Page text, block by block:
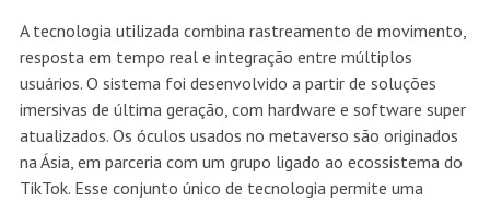
A tecnologia utilizada combina rastreamento de movimento,
resposta em tempo real e integração entre múltiplos
usuários. O sistema foi desenvolvido a partir de soluções
imersivas de última geração, com hardware e software super
atualizados. Os óculos usados no metaverso são originados
na Ásia, em parceria com um grupo ligado ao ecossistema do
TikTok. Esse conjunto único de tecnologia permite uma